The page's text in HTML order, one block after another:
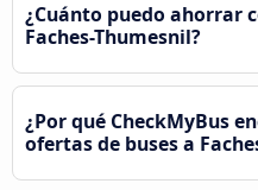
¿Cuánto puedo ahorrar
Faches-Thumesnil?
¿Por qué CheckMyBus
ofertas de buses a